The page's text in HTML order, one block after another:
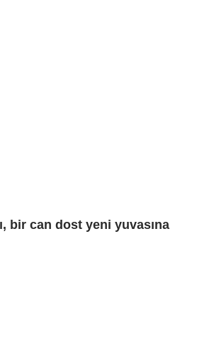
bir can dost yeni yuvasına